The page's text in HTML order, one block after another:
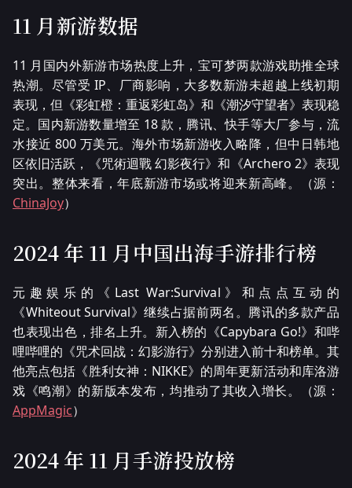
11 月新游数据
11 月国内外新游市场热度上升，宝可梦两款游戏助推全球
热潮。尽管受 IP、厂商影响，大多数新游未超越上线初期
表现，但《彩虹橙：重返彩虹岛》和《潮汐守望者》表现稳
定。国内新游数量增至 18 款，腾讯、快手等大厂参与，流
水接近 800 万美元。海外市场新游收入略降，但中日韩地
区依旧活跃，《咒術迴戰 幻影夜行》和《Archero 2》表现
突出。整体来看，年底新游市场或将迎来新高峰。（源：
ChinaJoy）
2024 年 11 月中国出海手游排行榜
元趣娱乐的《Last War:Survival》和点点互动的
《Whiteout Survival》继续占据前两名。腾讯的多款产品
也表现出色，排名上升。新入榜的《Capybara Go!》和哔
哩哔哩的《咒术回战：幻影游行》分别进入前十和榜单。其
他亮点包括《胜利女神：NIKKE》的周年更新活动和库洛游
戏《鸣潮》的新版本发布，均推动了其收入增长。（源：
AppMagic）
2024 年 11 月手游投放榜